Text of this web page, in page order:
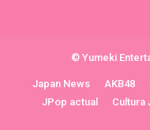
© Yumeki
Japan News AKB48
JPop actual
Cultura